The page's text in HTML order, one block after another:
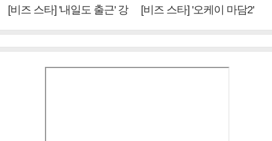
[비즈 스타] '내일도 출근' 강
[비즈 스타] '오케이 마담2'